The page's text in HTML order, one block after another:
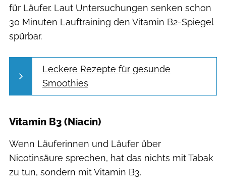
für Läufer. Laut Untersuchungen senken schon
30 Minuten Lauftraining den Vitamin B2-Spiegel
spürbar.
Leckere Rezepte für gesunde
Smoothies
Vitamin B3 (Niacin)
Wenn Läuferinnen und Läufer über
Nicotinsäure sprechen, hat das nichts mit Tabak
zu tun, sondern mit Vitamin B3.